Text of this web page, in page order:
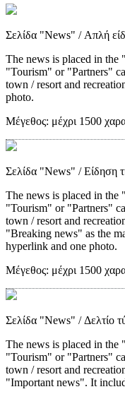
Σελίδα "News" / Απλή
The news is placed in the
"Tourism" or "Partners"
town / resort and
photo.
Μέγεθος: μέχρι 1500
Σελίδα "News" / Είδηση
The news is placed in the
"Tourism" or "Partners"
town / resort and
"Breaking news" as the
hyperlink and one photo.
Μέγεθος: μέχρι 1500
Σελίδα "News" / Δελτίο
The news is placed in the
"Tourism" or "Partners"
town / resort and
"Important news". It